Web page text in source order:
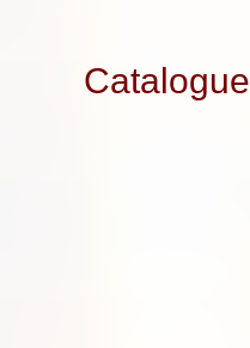
Catalogue